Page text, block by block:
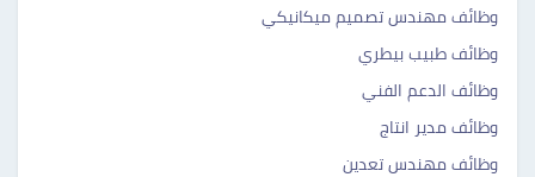
وظائف مهندس تصميم ميكانيكي
وظائف طبيب بيطري
وظائف الدعم الفني
وظائف مدير انتاج
وظائف مهندس تعدين